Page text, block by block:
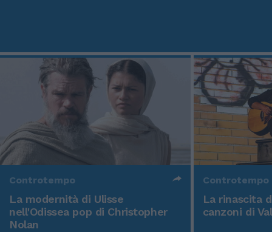
Controtempo
La modernità di Ulisse
nell'Odissea pop di Christopher
Nolan
Controtempo
La rinascita
canzoni di